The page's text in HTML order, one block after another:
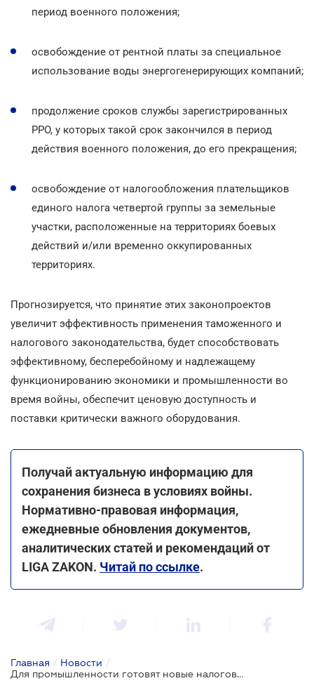
период военного положения;
освобождение от рентной платы за специальное
использование воды энергогенерирующих компаний;
продолжение сроков службы зарегистрированных
РРО, у которых такой срок закончился в период
действия военного положения, до его прекращения;
освобождение от налогообложения плательщиков
единого налога четвертой группы за земельные
участки, расположенные на территориях боевых
действий и/или временно оккупированных
территориях.
Прогнозируется, что принятие этих законопроектов
увеличит эффективность применения таможенного и
налогового законодательства, будет способствовать
эффективному, бесперебойному и надлежащему
функционированию экономики и промышленности во
время войны, обеспечит ценовую доступность и
поставки критически важного оборудования.
Получай актуальную информацию для
сохранения бизнеса в условиях войны.
Нормативно-правовая информация,
ежедневные обновления документов,
аналитических статей и рекомендаций от
LIGA ZAKON. Читай по ссылке.
Главная / Новости /
Для промышленности готовят новые налоговые и таможенные льготы